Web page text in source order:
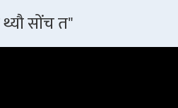
सोंच त"